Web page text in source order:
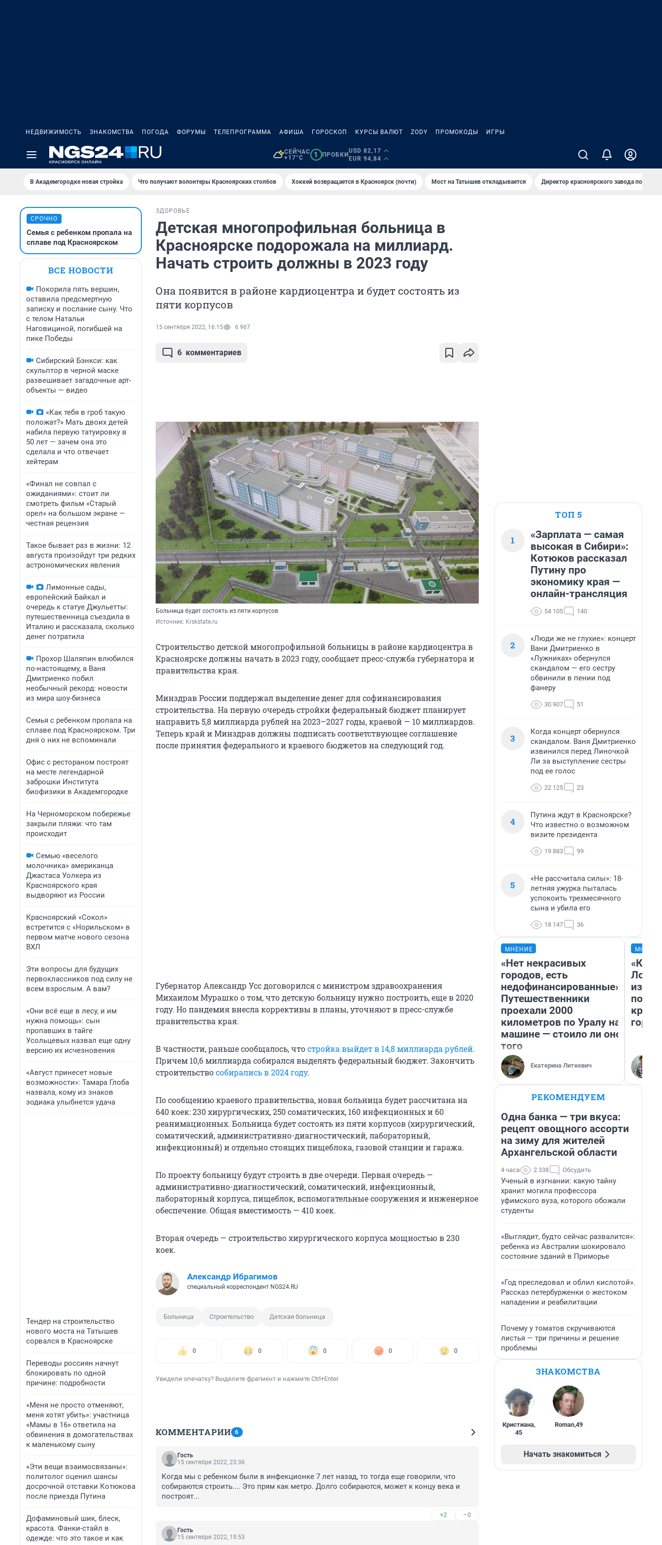
НЕДВИЖИМОСТЬ ЗНАКОМСТВА ПОГОДА ФОРУМЫ ТЕЛЕПРОГРАММА АФИША ГОРОСКОП КУРСЫ ВАЛЮТ ZODY ПРОМОКОДЫ ИГРЫ
СЕЙЧАС
+17°C
1 ПРОБКИ
USD 82,17
EUR 94,84
В Академгородке новая стройка Что получают волонтеры Красноярских столбов Хоккей возвращается в Красноярск (почти) Мост на Татышев откладывается Директор красноярского завода под
СРОЧНО
Семья с ребенком пропала на
сплаве под Красноярском
ВСЕ НОВОСТИ
Покорила пять вершин,
оставила предсмертную
записку и послание сыну. Что
с телом Натальи
Наговициной, погибшей на
пике Победы
Сибирский Бэнкси: как
скульптор в черной маске
развешивает загадочные арт-
объекты — видео
«Как тебя в гроб такую
положат?» Мать двоих детей
набила первую татуировку в
50 лет — зачем она это
сделала и что отвечает
хейтерам
«Финал не совпал с
ожиданиями»: стоит ли
смотреть фильм «Старый
орел» на большом экране —
честная рецензия
Такое бывает раз в жизни: 12
августа произойдут три редких
астрономических явления
Лимонные сады,
европейский Байкал и
очередь к статуе Джульетты:
путешественница съездила в
Италию и рассказала, сколько
денег потратила
Прохор Шаляпин влюбился
по-настоящему, а Ваня
Дмитриенко побил
необычный рекорд: новости
из мира шоу-бизнеса
Семья с ребенком пропала на
сплаве под Красноярском. Три
дня о них не вспоминали
Офис с рестораном построят
на месте легендарной
заброшки Института
биофизики в Академгородке
На Черноморском побережье
закрыли пляжи: что там
происходит
Семью «веселого
молочника» американца
Джастаса Уолкера из
Красноярского края
выдворяют из России
Красноярский «Сокол»
встретится с «Норильском» в
первом матче нового сезона
ВХЛ
Эти вопросы для будущих
первоклассников под силу не
всем взрослым. А вам?
«Они всё еще в лесу, и им
нужна помощь»: сын
пропавших в тайге
Усольцевых назвал еще одну
версию их исчезновения
«Август принесет новые
возможности»: Тамара Глоба
назвала, кому из знаков
зодиака улыбнется удача
Тендер на строительство
нового моста на Татышев
сорвался в Красноярске
Переводы россиян начнут
блокировать по одной
причине: подробности
«Меня не просто отменяют,
меня хотят убить»: участница
«Мамы в 16» ответила на
обвинения в домогательствах
к маленькому сыну
«Эти вещи взаимосвязаны»:
политолог оценил шансы
досрочной отставки Котюкова
после приезда Путина
Дофаминовый шик, блеск,
красота. Фанки-стайл в
одежде: что это такое и как
ЗДОРОВЬЕ
Детская многопрофильная больница в
Красноярске подорожала на миллиард.
Начать строить должны в 2023 году
Она появится в районе кардиоцентра и будет состоять из
пяти корпусов
15 сентября 2022, 16:15 6 967
6 комментариев
Больница будет состоять из пяти корпусов
Источник: Krskstate.ru
Строительство детской многопрофильной больницы в районе кардиоцентра в
Красноярске должны начать в 2023 году, сообщает пресс-служба губернатора и
правительства края.
Минздрав России поддержал выделение денег для софинансирования
строительства. На первую очередь стройки федеральный бюджет планирует
направить 5,8 миллиарда рублей на 2023–2027 годы, краевой — 10 миллиардов.
Теперь край и Минздрав должны подписать соответствующее соглашение
после принятия федерального и краевого бюджетов на следующий год.
Губернатор Александр Усс договорился с министром здравоохранения
Михаилом Мурашко о том, что детскую больницу нужно построить, еще в 2020
году. Но пандемия внесла коррективы в планы, уточняют в пресс-службе
правительства края.
В частности, раньше сообщалось, чтостройка выйдет в 14,8 миллиарда рублей.
Причем 10,6 миллиарда собирался выделять федеральный бюджет. Закончить
строительствособирались в 2024 году.
По сообщению краевого правительства, новая больница будет рассчитана на
640 коек: 230 хирургических, 250 соматических, 160 инфекционных и 60
реанимационных. Больница будет состоять из пяти корпусов (хирургический,
соматический, административно-диагностический, лабораторный,
инфекционный) и отдельно стоящих пищеблока, газовой станции и гаража.
По проекту больницу будут строить в две очереди. Первая очередь —
административно-диагностический, соматический, инфекционный,
лабораторный корпуса, пищеблок, вспомогательные сооружения и инженерное
обеспечение. Общая вместимость — 410 коек.
Вторая очередь — строительство хирургического корпуса мощностью в 230
коек.
Александр Ибрагимов
специальный корреспондент NGS24.RU
Больница Строительство Детская больница
0 0 0 0 0
Увидели опечатку? Выделите фрагмент и нажмите Ctrl+Enter
КОММЕНТАРИИ 6
Гость
15 сентября 2022, 23:36
Когда мы с ребенком были в инфекционке 7 лет назад, то тогда еще говорили, что
собираются строить.... Это прям как метро. Долго собираются, может к концу века и
построят...
+2 –0
Гость
15 сентября 2022, 19:53
ТОП 5
1
«Зарплата — самая
высокая в Сибири»:
Котюков рассказал
Путину про
экономику края —
онлайн-трансляция
54 105 140
2
«Люди же не глухие»: концерт
Вани Дмитриенко в
«Лужниках» обернулся
скандалом — его сестру
обвинили в пении под
фанеру
30 907 51
3
Когда концерт обернулся
скандалом. Ваня Дмитриенко
извинился перед Линочкой
Ли за выступление сестры
под ее голос
22 125 23
4
Путина ждут в Красноярске?
Что известно о возможном
визите президента
19 883 99
5
«Не рассчитала силы»: 18-
летняя ужурка пыталась
успокоить трехмесячного
сына и убила его
18 147 36
МНЕНИЕ
«Нет некрасивых
городов, есть
недофинансированные».
Путешественники
проехали 2000
километров по Уралу на
машине — стоило ли оно
того
Екатерина Литкевич
«Как
из
круче
РЕКОМЕНДУЕМ
Одна банка — три вкуса:
рецепт овощного ассорти
на зиму для жителей
Архангельской области
4 часа 2 338 Обсудить
Ученый в изгнании: какую тайну
хранит могила профессора
уфимского вуза, которого обожали
студенты
«Выглядит, будто сейчас развалится»:
ребенка из Австралии шокировало
состояние зданий в Приморье
«Год преследовал и облил кислотой».
Рассказ петербурженки о жестоком
нападении и реабилитации
Почему у томатов скручиваются
листья — три причины и решение
проблемы
ЗНАКОМСТВА
Кристиана,
45
Roman,49
Начать знакомиться